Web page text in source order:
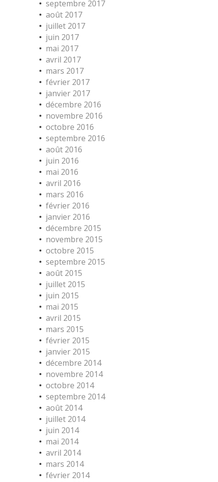
septembre 2017
août 2017
juillet 2017
juin 2017
mai 2017
avril 2017
mars 2017
février 2017
janvier 2017
décembre 2016
novembre 2016
octobre 2016
septembre 2016
août 2016
juin 2016
mai 2016
avril 2016
mars 2016
février 2016
janvier 2016
décembre 2015
novembre 2015
octobre 2015
septembre 2015
août 2015
juillet 2015
juin 2015
mai 2015
avril 2015
mars 2015
février 2015
janvier 2015
décembre 2014
novembre 2014
octobre 2014
septembre 2014
août 2014
juillet 2014
juin 2014
mai 2014
avril 2014
mars 2014
février 2014